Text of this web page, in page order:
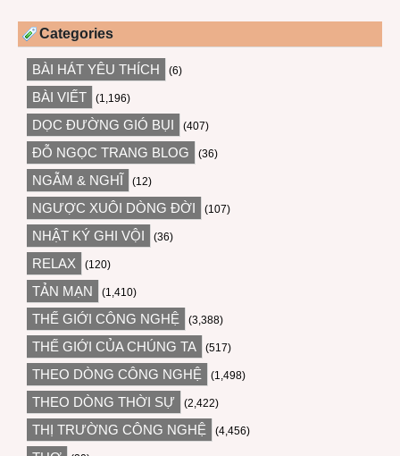
Categories
BÀI HÁT YÊU THÍCH (6)
BÀI VIẾT (1,196)
DỌC ĐƯỜNG GIÓ BỤI (407)
ĐỖ NGỌC TRANG BLOG (36)
NGẪM & NGHĨ (12)
NGƯỢC XUÔI DÒNG ĐỜI (107)
NHẬT KÝ GHI VỘI (36)
RELAX (120)
TẢN MẠN (1,410)
THẾ GIỚI CÔNG NGHỆ (3,388)
THẾ GIỚI CỦA CHÚNG TA (517)
THEO DÒNG CÔNG NGHỆ (1,498)
THEO DÒNG THỜI SỰ (2,422)
THỊ TRƯỜNG CÔNG NGHỆ (4,456)